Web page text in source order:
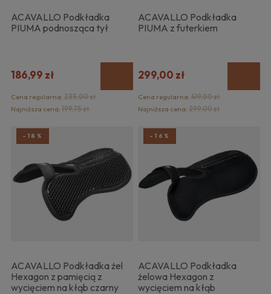
ACAVALLO Podkładka
PIUMA podnosząca tył
186,99 zł
Cena regularna: 235,00 zł
Najniższa cena: 199,75 zł
ACAVALLO Podkładka
PIUMA z futerkiem
299,00 zł
Cena regularna:419,00 zł
Najniższa cena:299,00 zł
ACAVALLO Podkładka żel
Hexagon z pamięcią z
wycięciem na kłąb czarny
-18%
ACAVALLO Podkładka
żelowa Hexagon z
wycięciem na kłąb
-16%